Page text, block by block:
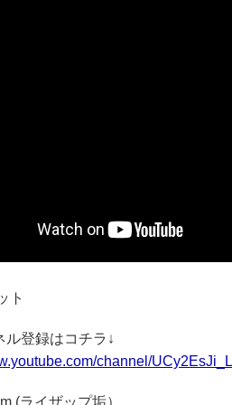
ト
登録はコチラ↓
channel/
(ライザップ垢）